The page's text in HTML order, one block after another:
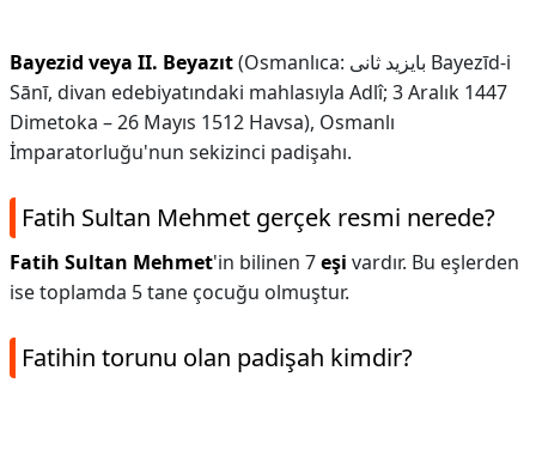
Bayezid veya II. Beyazıt(Osmanlıca: بايزيد ثانى Bayezīd-i
Sānī, divan edebiyatındaki mahlasıyla Adlî; 3 Aralık 1447
Dimetoka – 26 Mayıs 1512 Havsa), Osmanlı
İmparatorluğu'nun sekizinci padişahı.
Fatih Sultan Mehmet gerçek resmi nerede?
Fatih Sultan Mehmet'in bilinen 7eşi vardır. Bu eşlerden
ise toplamda 5 tane çocuğu olmuştur.
Fatihin torunu olan padişah kimdir?